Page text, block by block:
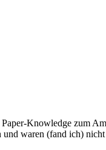
Knowledge zum
und waren (fand ich)